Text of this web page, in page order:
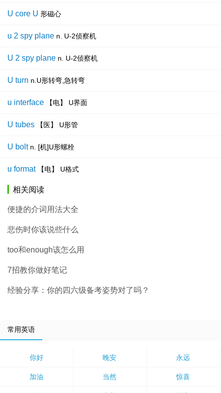
U core U 形磁心
u 2 spy plane n. U-2侦察机
U 2 spy plane n. U-2侦察机
U turn n.U形转弯,急转弯
u interface 【电】 U界面
U tubes 【医】 U形管
U bolt n. [机]U形螺栓
u format 【电】 U格式
相关阅读
便捷的介词用法大全
悲伤时你该说些什么
too和enough该怎么用
7招教你做好笔记
经验分享：你的四六级备考姿势对了吗？
常用英语
你好 晚安 永远
加油 当然 惊喜